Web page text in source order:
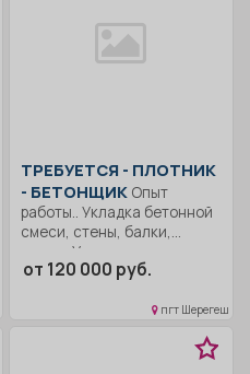
ТРЕБУЕТСЯ - ПЛОТНИК
- БЕТОНЩИКОпыт
работы.. Укладка бетонной
смеси, стены, балки,
плиты; Укладка...
от 120 000 руб.
пгт Шерегеш